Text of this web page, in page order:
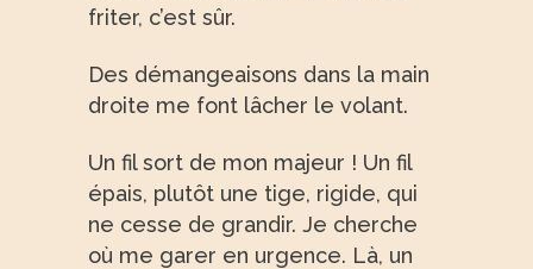
friter, c’est sûr.
Des démangeaisons dans la main
droite me font lâcher le volant.
Un fil sort de mon majeur ! Un fil
épais, plutôt une tige, rigide, qui
ne cesse de grandir. Je cherche
où me garer en urgence. Là, un